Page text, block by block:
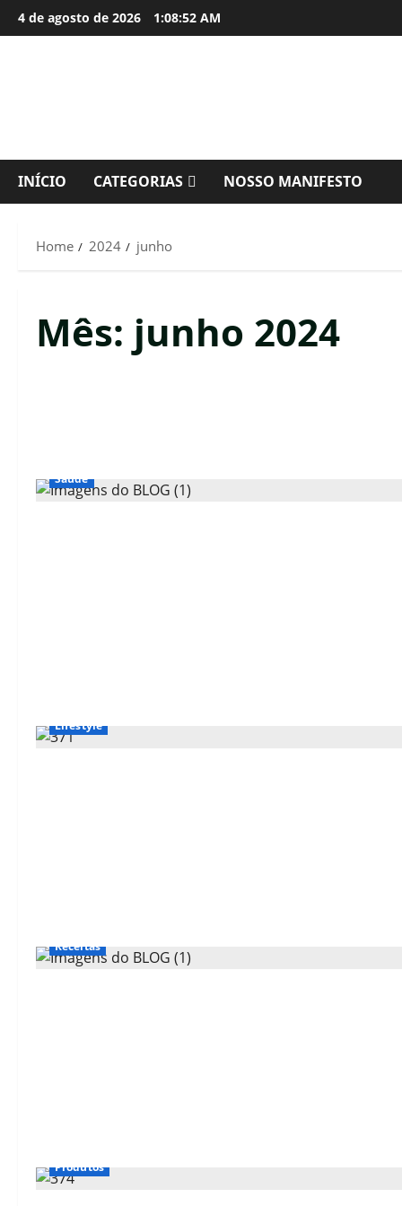
Skip
to
4 de agosto de 2026 1:08:53 AM
INÍCIO CATEGORIAS NOSSO MANIFESTO
Home 2024 junho
Mês: junho 2024
Saúde
Lifestyle
Receitas
Produtos